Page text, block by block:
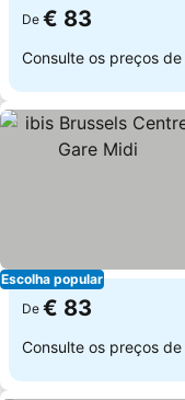
De € 83
Consulte os preços de
Escolha popular
De € 83
Consulte os preços de